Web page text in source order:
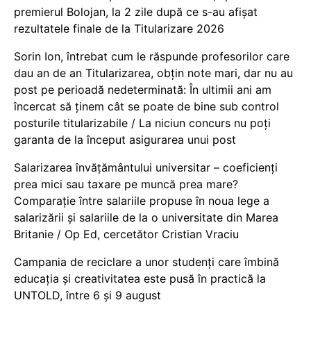
premierul Bolojan, la 2 zile după ce s-au afișat
rezultatele finale de la Titularizare 2026
Sorin Ion, întrebat cum le răspunde profesorilor care
dau an de an Titularizarea, obțin note mari, dar nu au
post pe perioadă nedeterminată: În ultimii ani am
încercat să ținem cât se poate de bine sub control
posturile titularizabile / La niciun concurs nu poți
garanta de la început asigurarea unui post
Salarizarea învățământului universitar – coeficienți
prea mici sau taxare pe muncă prea mare?
Comparație între salariile propuse în noua lege a
salarizării și salariile de la o universitate din Marea
Britanie / Op Ed, cercetător Cristian Vraciu
Campania de reciclare a unor studenți care îmbină
educația și creativitatea este pusă în practică la
UNTOLD, între 6 și 9 august